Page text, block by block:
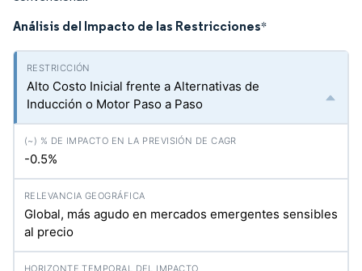
Análisis del Impacto de las Restricciones*
Alto Costo Inicial frente a Alternativas de
Inducción o Motor Paso a Paso
-0.5%
Global, más agudo en mercados emergentes sensibles
al precio